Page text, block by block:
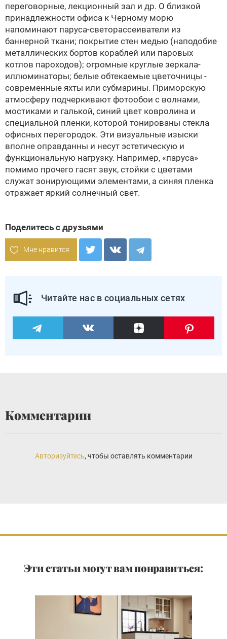
переговорные, лекционный зал и др. О близкой
принадлежности офиса к Черному морю
напоминают паруса-светорассеиватели из
баннерной ткани; покрытие стен медью (наподобие
металлических бортов кораблей или паровых
котлов пароходов); огромные круглые зеркала-
иллюминаторы; белые обтекаемые цветочницы -
cовременные яхты или субмарины. Приморскую
атмосферу подчеркивают фотообои с волнами,
мостиками и галькой, синий цвет ковролина и
специальной пленки, которой тонированы стекла
офисных перегородок. Эти визуальные изыски
вполне оправданны и несут эстетическую и
функциональную нагрузку. Например, «паруса»
помимо прочего гасят звук, стойки с цветами
служат зонирующими элементами, а синяя пленка
отражает яркий солнечный свет.
Поделитесь с друзьями
Мне нравится
Читайте нас в социальных сетях
Комментарии
Авторизуйтесь, чтобы оставлять комментарии
Эти статьи могут вам понравиться: